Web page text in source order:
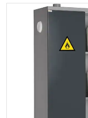
INDRETNING
ESD PRODUKTER
MILJØ OG VELFÆRD